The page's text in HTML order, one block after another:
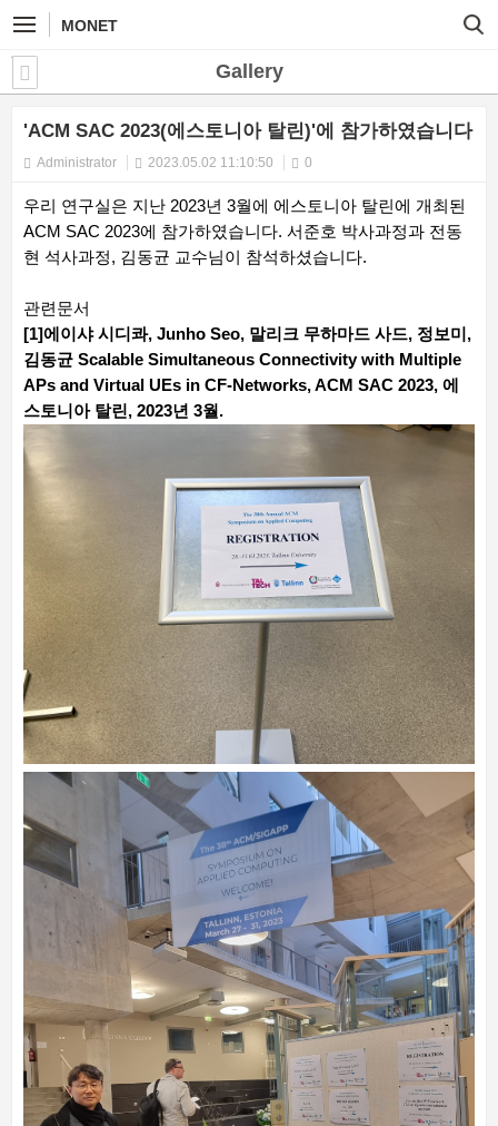
MONET
Gallery
'ACM SAC 2023(에스토니아 탈린)'에 참가하였습니다
Administrator 2023.05.02 11:10:50 0
우리 연구실은 지난 2023년 3월에 에스토니아 탈린에 개최된
ACM SAC 2023에 참가하였습니다. 서준호 박사과정과 전동
현 석사과정, 김동균 교수님이 참석하셨습니다.
관련문서
[1]에이샤 시디콰, Junho Seo, 말리크 무하마드 사드, 정보미,
김동균 Scalable Simultaneous Connectivity with Multiple
APs and Virtual UEs in CF-Networks, ACM SAC 2023, 에
스토니아 탈린, 2023년 3월.